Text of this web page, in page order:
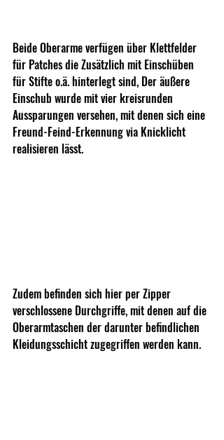
Beide Oberarme verfügen über Klettfelder
für Patches die Zusätzlich mit Einschüben
für Stifte o.ä. hinterlegt sind, Der äußere
Einschub wurde mit vier kreisrunden
Aussparungen versehen, mit denen sich eine
Freund-Feind-Erkennung via Knicklicht
realisieren lässt.
Zudem befinden sich hier per Zipper
verschlossene Durchgriffe, mit denen auf die
Oberarmtaschen der darunter befindlichen
Kleidungsschicht zugegriffen werden kann.